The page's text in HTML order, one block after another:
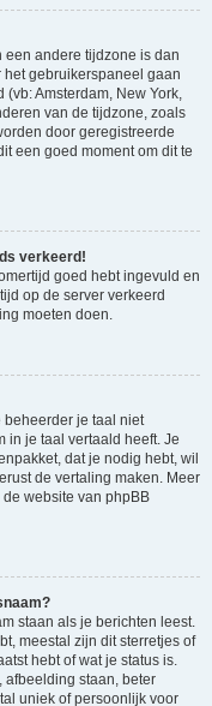
een andere tijdzone is dan
het gebruikerspaneel gaan
Amsterdam, New York,
van de tijdzone, zoals
door geregistreerde
een goed moment om dit te
verkeerd!
goed hebt ingevuld en
op de server verkeerd
moeten doen.
beheerder je taal niet
in je taal vertaald heeft. Je
dat je nodig hebt, wil
de vertaling maken. Meer
website van phpBB
staan als je berichten leest.
meestal zijn dit sterretjes of
hebt of wat je status is.
afbeelding staan, beter
uniek of persoonlijk voor